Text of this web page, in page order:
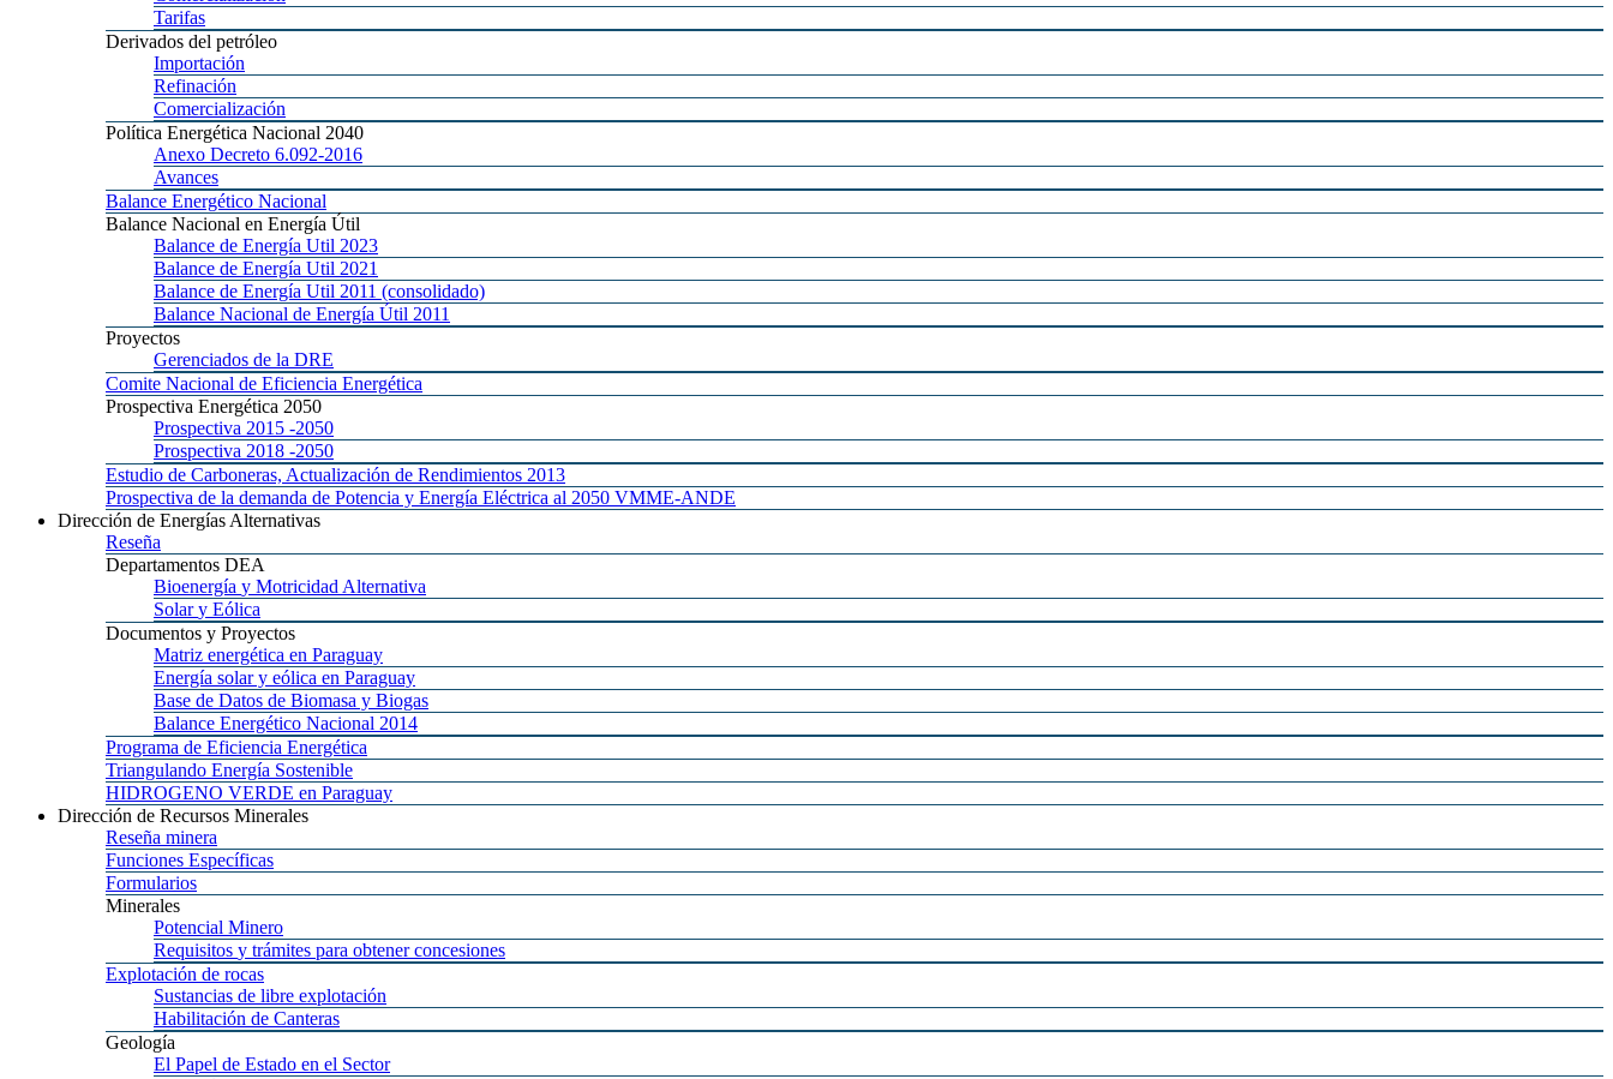
Tarifas
Derivados del petróleo
Importación
Refinación
Comercialización
Política Energética Nacional 2040
Anexo Decreto 6.092-2016
Avances
Balance Energético Nacional
Balance Nacional en Energía Útil
Balance de Energía Util 2023
Balance de Energía Util 2021
Balance de Energía Util 2011 (consolidado)
Balance Nacional de Energía Útil 2011
Proyectos
Gerenciados de la DRE
Comite Nacional de Eficiencia Energética
Prospectiva Energética 2050
Prospectiva 2015 -2050
Prospectiva 2018 -2050
Estudio de Carboneras, Actualización de Rendimientos 2013
Prospectiva de la demanda de Potencia y Energía Eléctrica al 2050 VMME-ANDE
Dirección de Energías Alternativas
Reseña
Departamentos DEA
Bioenergía y Motricidad Alternativa
Solary Eólica
Documentos y Proyectos
Matriz energética en Paraguay
Energía solar y eólica en Paraguay
Base de Datos de Biomasa y Biogas
Balance Energético Nacional 2014
Programa de Eficiencia Energética
Triangulando Energía Sostenible
HIDROGENO VERDE en Paraguay
Dirección de Recursos Minerales
Reseña minera
Funciones Específicas
Formularios
Minerales
Potencial Minero
Requisitos y trámites para obtener concesiones
Explotación de rocas
Sustancias de libre explotación
Habilitación de Canteras
Geología
El Papel de Estado en el Sector